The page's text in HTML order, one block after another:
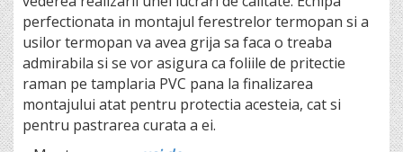
perfectionata in montajul ferestrelor termopan si a
usilor termopan va avea grija sa faca o treaba
admirabila si se vor asigura ca foliile de pritectie
raman pe tamplaria PVC pana la finalizarea
montajului atat pentru protectia acesteia, cat si
pentru pastrarea curata a ei.